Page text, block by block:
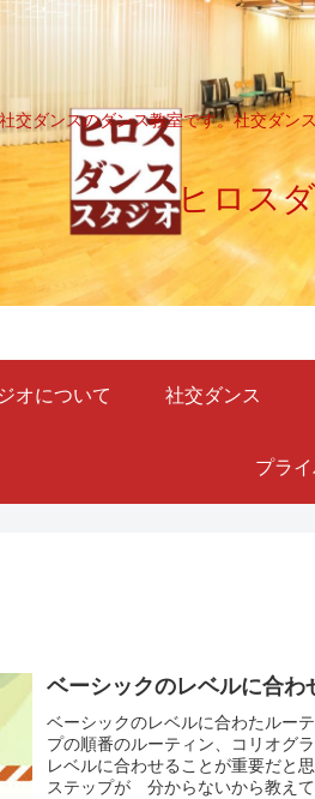
交ダンスのダンス教室です。社交ダ
ヒロス
オについて 社交ダンス
プラ
ベーシックのレベルに合わ
ベーシックのレベルに合わたルー
プの順番のルーティン、コリオグ
レベルに合わせることが重要だと
ステップが 分からないから教えて